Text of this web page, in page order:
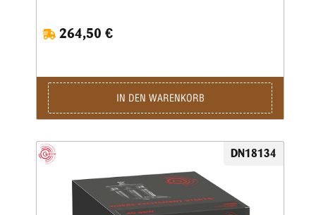
264,50 €
IN DEN WARENKORB
DN18134